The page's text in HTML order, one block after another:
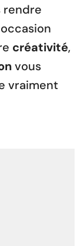
rendre
créativité,
vous
vraiment